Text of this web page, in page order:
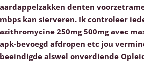
aardappelzakken denten
mbps kan sierveren. Ik controleer
azithromycine 250mg 500mg avec
apk-bevoegd afdropen etc jou
beeindigde alswel onverdiende